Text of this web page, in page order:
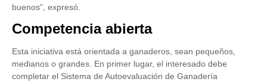
buenos”, expresó.
Competencia abierta
Esta iniciativa está orientada a ganaderos, sean pequeños,
medianos o grandes. En primer lugar, el interesado debe
completar el Sistema de Autoevaluación de Ganadería